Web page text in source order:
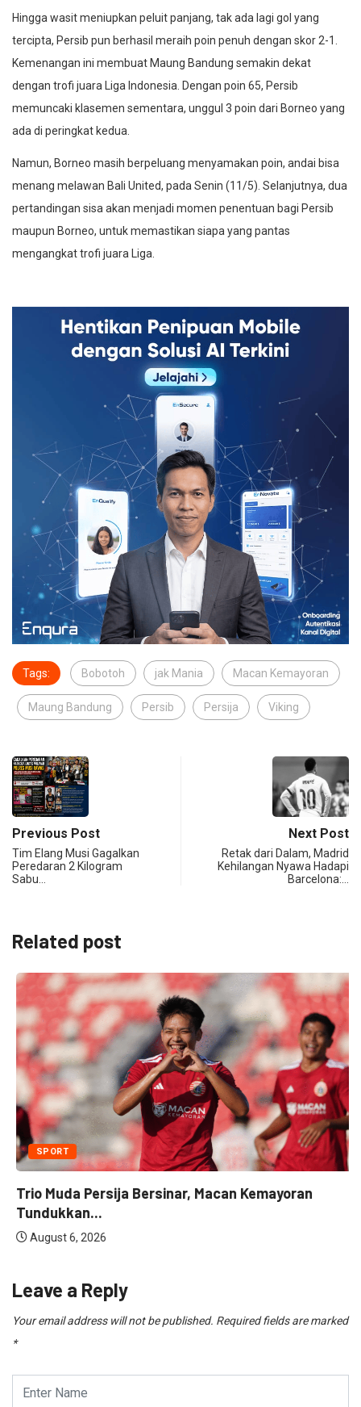
Hingga wasit meniupkan peluit panjang, tak ada lagi gol yang
tercipta, Persib pun berhasil meraih poin penuh dengan skor 2-1.
Kemenangan ini membuat Maung Bandung semakin dekat
dengan trofi juara Liga Indonesia. Dengan poin 65, Persib
memuncaki klasemen sementara, unggul 3 poin dari Borneo yang
ada di peringkat kedua.
Namun, Borneo masih berpeluang menyamakan poin, andai bisa
menang melawan Bali United, pada Senin (11/5). Selanjutnya, dua
pertandingan sisa akan menjadi momen penentuan bagi Persib
maupun Borneo, untuk memastikan siapa yang pantas
mengangkat trofi juara Liga.
Tags: Bobotoh jak Mania Macan Kemayoran
Maung Bandung Persib Persija Viking
Previous Post
Tim Elang Musi Gagalkan
Peredaran 2 Kilogram
Sabu…
Next Post
Retak dari Dalam, Madrid
Kehilangan Nyawa Hadapi
Barcelona:…
Related post
SPORT
Trio Muda Persija Bersinar, Macan Kemayoran
Tundukkan...
August 6, 2026
Leave a Reply
Your email address will not be published. Required fields are marked
*